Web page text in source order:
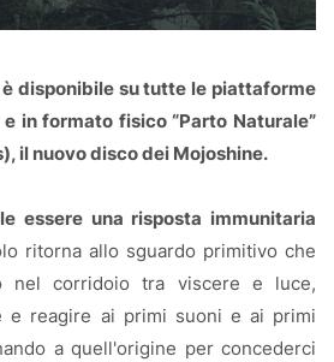
disponibile su tutte le piattaforme
in formato fisico “Parto Naturale”
il nuovo disco dei Mojoshine.
essere una risposta immunitaria
ritorna allo sguardo primitivo che
nel corridoio tra viscere e luce,
e reagire ai primi suoni e ai primi
a quell'origine per concederci